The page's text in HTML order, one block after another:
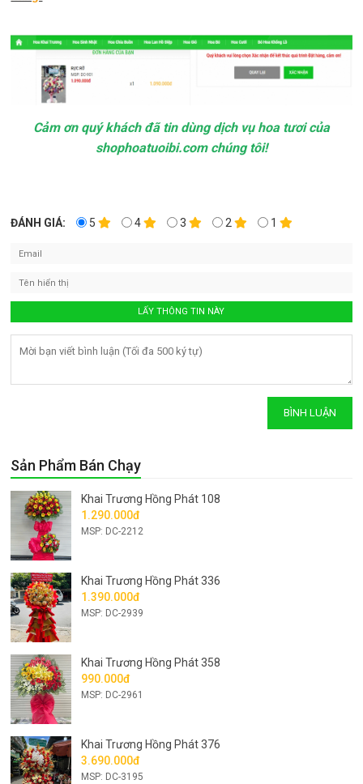
Cảm ơn quý khách đã tin dùng dịch vụ hoa tươi của
shophoatuoibi.com chúng tôi!
ĐÁNH GIÁ: 5 4 3 2 1
Sản Phẩm Bán Chạy
Khai Trương Hồng Phát 108
1.290.000đ
MSP: DC-2212
Khai Trương Hồng Phát 336
1.390.000đ
MSP: DC-2939
Khai Trương Hồng Phát 358
990.000đ
MSP: DC-2961
Khai Trương Hồng Phát 376
3.690.000đ
MSP: DC-3195